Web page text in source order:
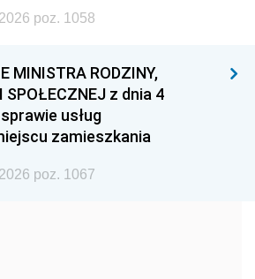
1998
1992 1991
1989
1986 1985
1983
poz. 1058
MINISTRA RODZINY,
SPOŁECZNEJ z dnia 4
usług
zamieszkania
poz. 1067